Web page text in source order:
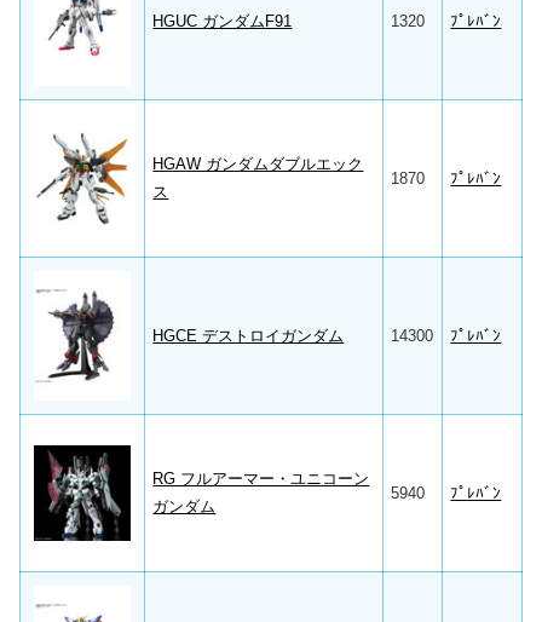
HGUC ガンダムF91 1320 ﾌﾟﾚﾊﾞﾝ
HGAW ガンダムダブルエック
ス
1870 ﾌﾟﾚﾊﾞﾝ
HGCE デストロイガンダム 14300 ﾌﾟﾚﾊﾞﾝ
RG フルアーマー・ユニコーン
ガンダム
5940 ﾌﾟﾚﾊﾞﾝ